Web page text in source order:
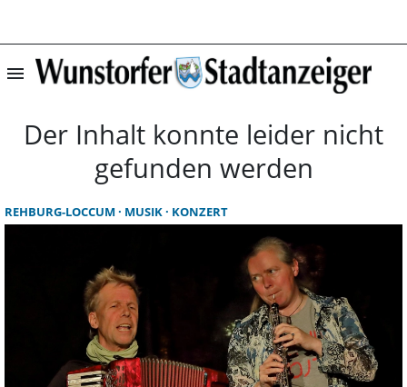
menu
Startseite |
Der Inhalt konnte leider nicht
gefunden werden
REHBURG-LOCCUM MUSIK KONZERT